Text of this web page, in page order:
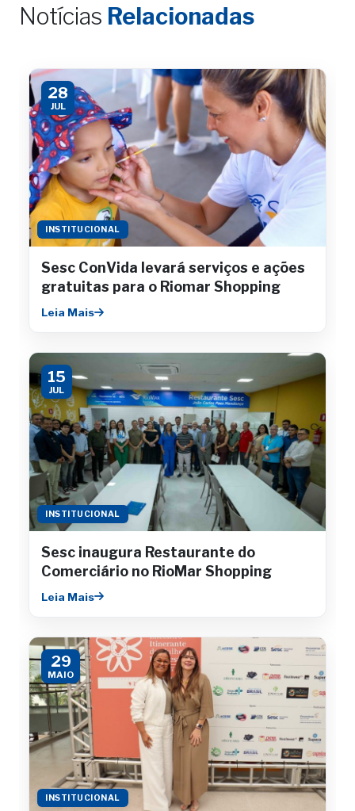
Notícias Relacionadas
28
JUL
INSTITUCIONAL
Sesc ConVida levará serviços e ações
gratuitas para o Riomar Shopping
Leia Mais
15
JUL
INSTITUCIONAL
Sesc inaugura Restaurante do
Comerciário no RioMar Shopping
Leia Mais
29
MAIO
INSTITUCIONAL